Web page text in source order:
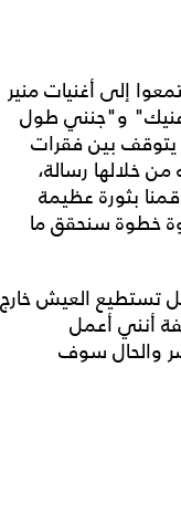
إلى أغنيات منير
عنيك" و"جنني طول
يتوقف بين فقرات
خلالها رسالة،
بثورة عظيمة
خطوة سنحقق ما
تستطيع العيش خارج
أنني أعمل
والحال سوف